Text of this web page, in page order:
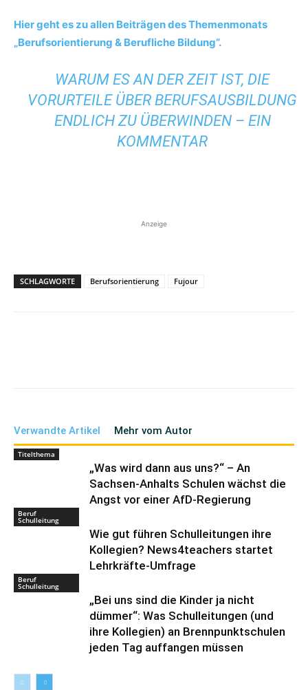
Hier geht es zu allen Beiträgen des Themenmonats
„Berufsorientierung & Berufliche Bildung“.
WARUM ES AN DER ZEIT IST, DIE
VORURTEILE ÜBER BERUFSAUSBILDUNG
ENDLICH ZU ÜBERWINDEN – EIN
KOMMENTAR
Anzeige
SCHLAGWORTE Berufsorientierung Fujour
Verwandte Artikel Mehr vom Autor
Titelthema
„Was wird dann aus uns?“ – An
Sachsen-Anhalts Schulen wächst die
Angst vor einer AfD-Regierung
Beruf
Schulleitung
Wie gut führen Schulleitungen ihre
Kollegien? News4teachers startet
Lehrkräfte-Umfrage
Beruf
Schulleitung
„Bei uns sind die Kinder ja nicht
dümmer“: Was Schulleitungen (und
ihre Kollegien) an Brennpunktschulen
jeden Tag auffangen müssen